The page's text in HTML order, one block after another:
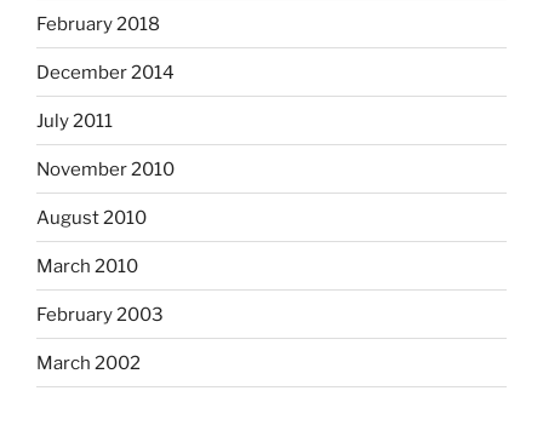
February 2018
December 2014
July 2011
November 2010
August 2010
March 2010
February 2003
March 2002